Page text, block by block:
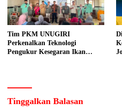
Tim PKM UNUGIRI
Perkenalkan Teknologi
Pengukur Kesegaran Ikan
Tinggalkan Balasan